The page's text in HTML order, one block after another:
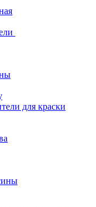
для краски